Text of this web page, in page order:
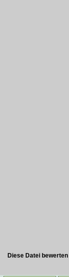
Diese Datei bewerten